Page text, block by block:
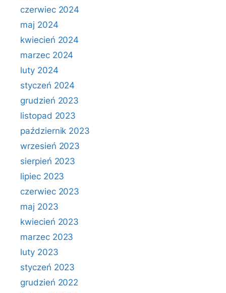
czerwiec 2024
maj 2024
kwiecień 2024
marzec 2024
luty 2024
styczeń 2024
grudzień 2023
listopad 2023
październik 2023
wrzesień 2023
sierpień 2023
lipiec 2023
czerwiec 2023
maj 2023
kwiecień 2023
marzec 2023
luty 2023
styczeń 2023
grudzień 2022